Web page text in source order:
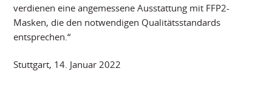
verdienen eine angemessene Ausstattung mit FFP2-
Masken, die den notwendigen Qualitätsstandards
entsprechen.“
Stuttgart, 14. Januar 2022